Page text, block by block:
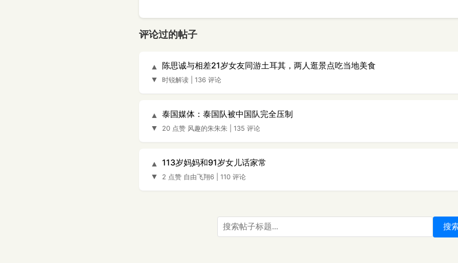
评论过的帖子
▲
▼
陈思诚与相差21岁女友同游土耳其，两人逛景点吃当地美食
时锐解读 136 评论
▲
▼
泰国媒体：泰国队被中国队完全压制
20 点赞 风趣的朱朱朱 135 评论
▲
▼
113岁妈妈和91岁女儿话家常
2 点赞 自由飞翔6 110 评论
搜